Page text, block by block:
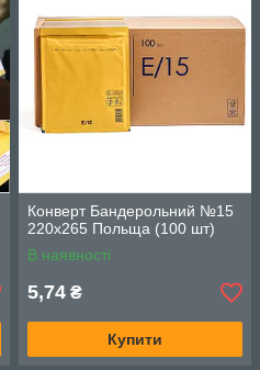
Конверт Бандерольний №15
220х265 Польща (100 шт)
В наявності
5,74 ₴
Купити